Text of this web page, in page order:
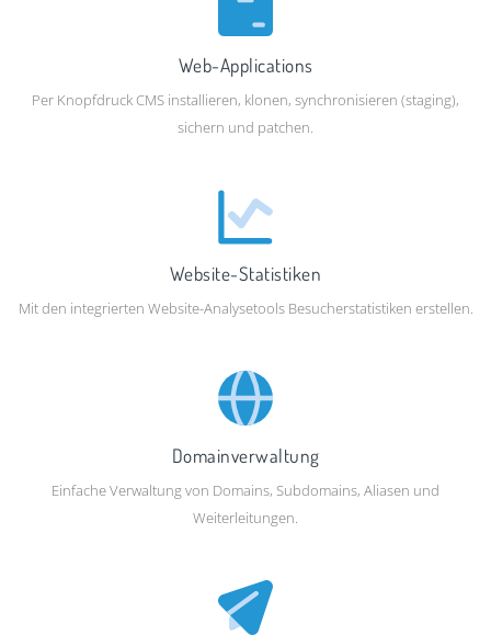
Web-Applications
Per Knopfdruck CMS installieren, klonen, synchronisieren (staging),
sichern und patchen.
Website-Statistiken
Mit den integrierten Website-Analysetools Besucherstatistiken erstellen.
Domainverwaltung
Einfache Verwaltung von Domains, Subdomains, Aliasen und
Weiterleitungen.